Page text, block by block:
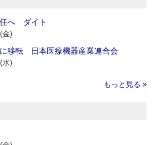
へ ダイト
金)
移転 日本医療機器産業連合会
水)
もっと見る »